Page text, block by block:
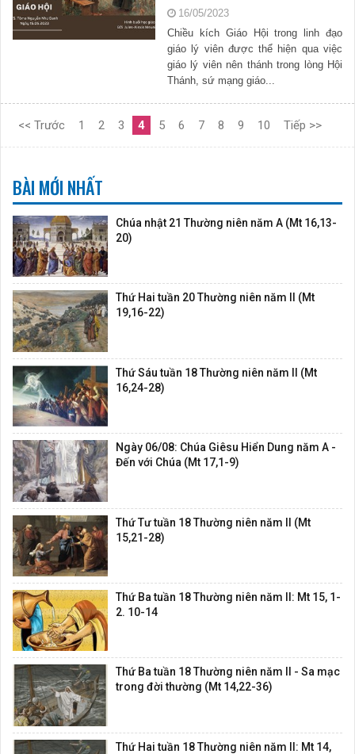
16/05/2023
Chiều kích Giáo Hội trong linh đạo
giáo lý viên được thể hiện qua việc
giáo lý viên nên thánh trong lòng Hội
Thánh, sứ mạng giáo...
<< Trước 1 2 3 4 5 6 7 8 9 10 Tiếp >>
BÀI MỚI NHẤT
Chúa nhật 21 Thường niên năm A (Mt 16,13-
20)
Thứ Hai tuần 20 Thường niên năm II (Mt
19,16-22)
Thứ Sáu tuần 18 Thường niên năm II (Mt
16,24-28)
Ngày 06/08: Chúa Giêsu Hiển Dung năm A -
Đến với Chúa (Mt 17,1-9)
Thứ Tư tuần 18 Thường niên năm II (Mt
15,21-28)
Thứ Ba tuần 18 Thường niên năm II: Mt 15, 1-
2. 10-14
Thứ Ba tuần 18 Thường niên năm II - Sa mạc
trong đời thường (Mt 14,22-36)
Thứ Hai tuần 18 Thường niên năm II: Mt 14,